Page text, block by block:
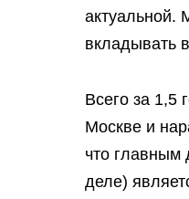
актуальной.
вкладывать
Всего за 1,5
Москве и
что главным
деле)